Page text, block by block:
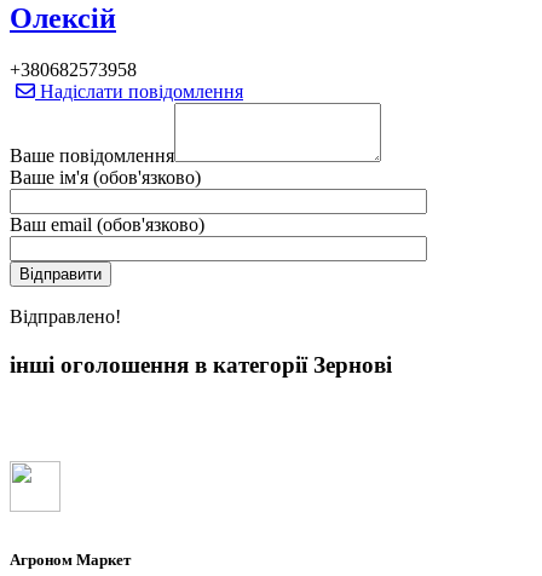
Олексій
+380682573958
Надіслати повідомлення
Ваше повідомлення
Ваше ім'я (обов'язково)
Ваш email (обов'язково)
Вiдправлено!
інші оголошення в категорії Зернові
Агроном Маркет